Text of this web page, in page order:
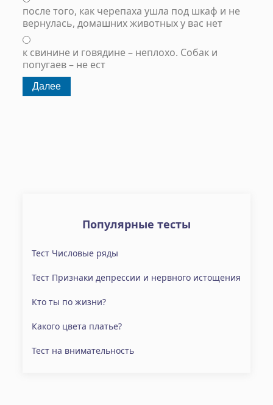
после того, как черепаха ушла под шкаф и не
вернулась, домашних животных у вас нет
к свинине и говядине – неплохо. Собак и
попугаев – не ест
Популярные тесты
Тест Числовые ряды
Тест Признаки депрессии и нервного истощения
Кто ты по жизни?
Какого цвета платье?
Тест на внимательность